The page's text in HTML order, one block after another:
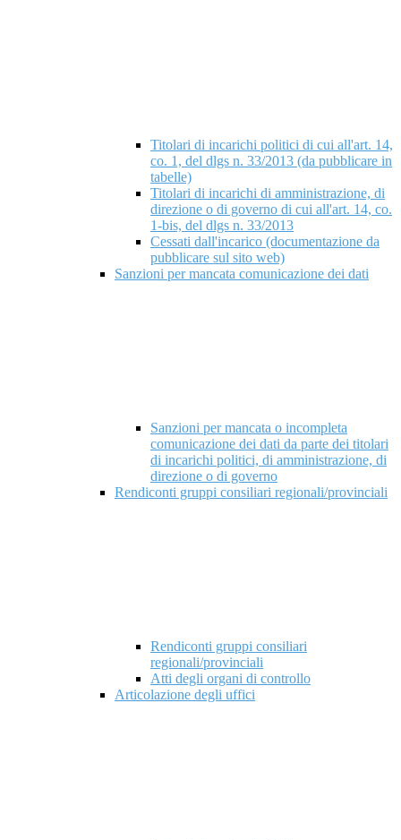
Titolari di incarichi politici di cui all'art. 14,
co. 1, del dlgs n. 33/2013 (da pubblicare in
tabelle)
Titolari di incarichi di amministrazione, di
direzione o di governo di cui all'art. 14, co.
1-bis, del dlgs n. 33/2013
Cessati dall'incarico (documentazione da
pubblicare sul sito web)
Sanzioni per mancata comunicazione dei dati
Sanzioni per mancata o incompleta
comunicazione dei dati da parte dei titolari
di incarichi politici, di amministrazione, di
direzione o di governo
Rendiconti gruppi consiliari regionali/provinciali
Rendiconti gruppi consiliari
regionali/provinciali
Atti degli organi di controllo
Articolazione degli uffici